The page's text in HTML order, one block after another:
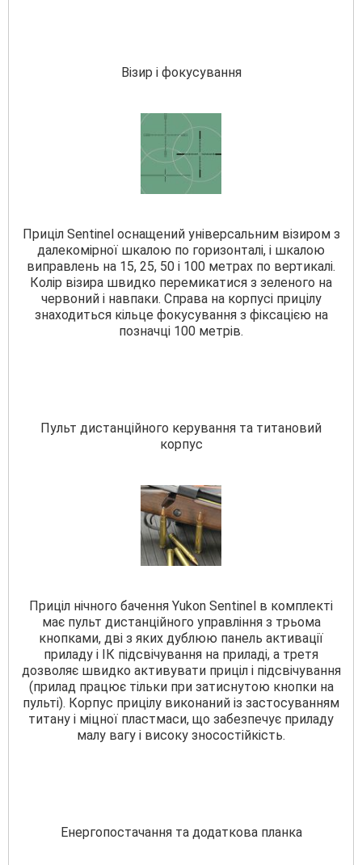
Візир і фокусування
Приціл Sentinel оснащений універсальним візиром з
далекомірної шкалою по горизонталі, і шкалою
виправлень на 15, 25, 50 і 100 метрах по вертикалі.
Колір візира швидко перемикатися з зеленого на
червоний і навпаки. Справа на корпусі прицілу
знаходиться кільце фокусування з фіксацією на
позначці 100 метрів.
Пульт дистанційного керування та титановий
корпус
Приціл нічного бачення Yukon Sentinel в комплекті
має пульт дистанційного управління з трьома
кнопками, дві з яких дублюю панель активації
приладу і ІК підсвічування на приладі, а третя
дозволяє швидко активувати приціл і підсвічування
(прилад працює тільки при затиснутою кнопки на
пульті). Корпус прицілу виконаний із застосуванням
титану і міцної пластмаси, що забезпечує приладу
малу вагу і високу зносостійкість.
Енергопостачання та додаткова планка